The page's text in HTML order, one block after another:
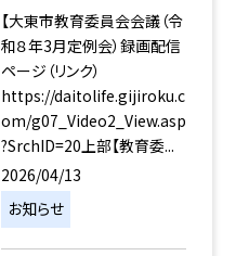
【大東市教育委員会会議（令
和８年3月定例会）録画配信
ページ（リンク）
https://daitolife.gijiroku.c
om/g07_Video2_View.asp
?SrchID=20上部【教育委...
2026/04/13
お知らせ